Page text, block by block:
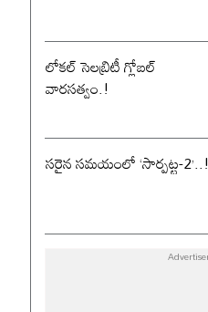
లోకల్ సెలబ్రిటీ గ్లోబల్
వారసత్వం.!
సరైన సమయంలో ‘సార్పట్ట-2’..!